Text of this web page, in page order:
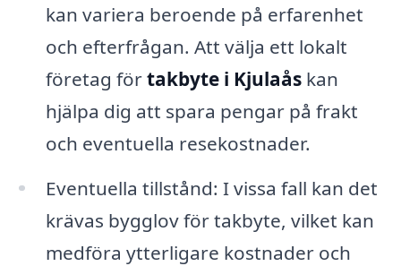
kan variera beroende på erfarenhet
och efterfrågan. Att välja ett lokalt
företag förtakbyte i Kjulaåskan
hjälpa dig att spara pengar på frakt
och eventuella resekostnader.
Eventuella tillstånd: I vissa fall kan det
krävas bygglov för takbyte, vilket kan
medföra ytterligare kostnader och